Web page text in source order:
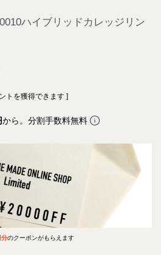
ハイブリッドカレッジリン
トを獲得できます ]
から。分割手数料無料
分のクーポンがもらえます